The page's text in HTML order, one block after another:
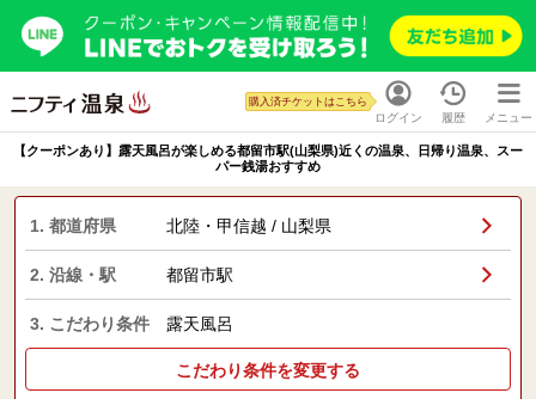
ログイン
購入済チケットはこちら
履歴 メニュー
【クーポンあり】露天風呂が楽しめる都留市駅(山梨県)近くの温泉、日帰り温泉、スー
パー銭湯おすすめ
1. 都道府県 北陸・甲信越 / 山梨県
2. 沿線・駅 都留市駅
3. こだわり条件 露天風呂
こだわり条件を変更する